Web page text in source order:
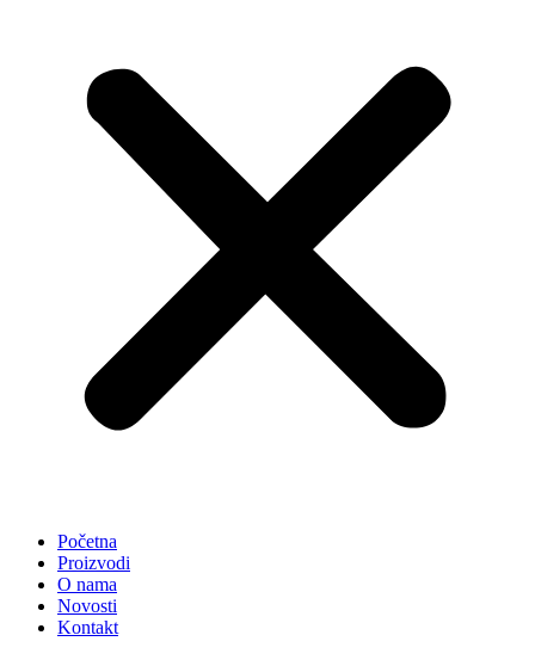
Početna
Proizvodi
O nama
Novosti
Kontakt